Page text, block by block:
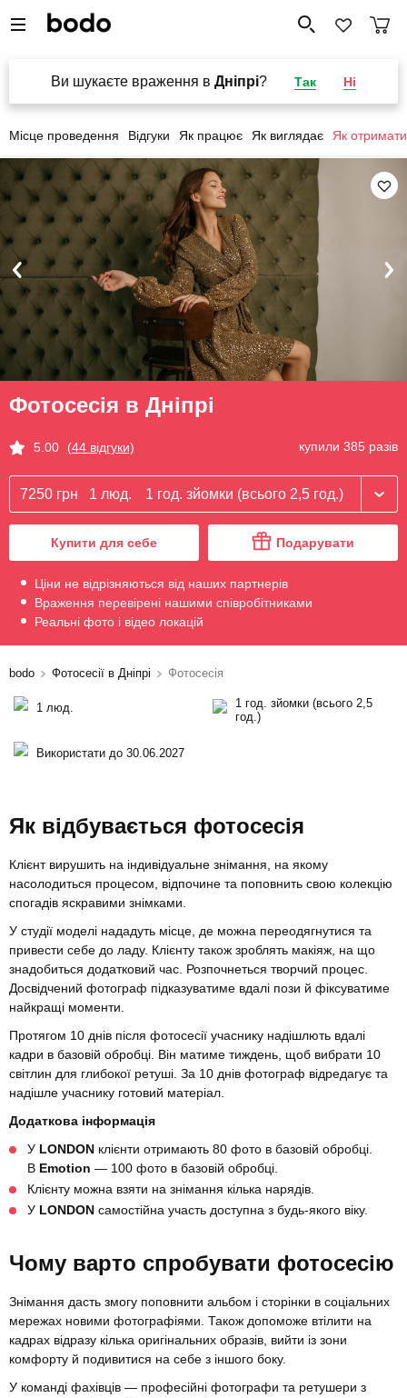
Ви шукаєте враження в Дніпрі? Так Ні
Місце проведення Відгуки Як працює Як виглядає Як отримати
Фотосесія в Дніпрі
5.00 (44 відгуки) купили 385 разів
7250 грн 1 люд. 1 год. зйомки (всього 2,5 год.)
Купити для себе Подарувати
Ціни не відрізняються від наших партнерів
Враження перевірені нашими співробітниками
Реальні фото і відео локацій
bodo Фотосесії в Дніпрі Фотосесія
1 люд.
1 год. зйомки (всього 2,5
год.)
Використати до 30.06.2027
Як відбувається фотосесія
Клієнт вирушить на індивідуальне знімання, на якому
насолодиться процесом, відпочине та поповнить свою колекцію
спогадів яскравими знімками.
У студії моделі нададуть місце, де можна переодягнутися та
привести себе до ладу. Клієнту також зроблять макіяж, на що
знадобиться додатковий час. Розпочнеться творчий процес.
Досвідчений фотограф підказуватиме вдалі пози й фіксуватиме
найкращі моменти.
Протягом 10 днів після фотосесії учаснику надішлють вдалі
кадри в базовій обробці. Він матиме тиждень, щоб вибрати 10
світлин для глибокої ретуші. За 10 днів фотограф відредагує та
надішле учаснику готовий матеріал.
Додаткова інформація
У LONDON клієнти отримають 80 фото в базовій обробці.
В Emotion — 100 фото в базовій обробці.
Клієнту можна взяти на знімання кілька нарядів.
У LONDON самостійна участь доступна з будь-якого віку.
Чому варто спробувати фотосесію
Знімання дасть змогу поповнити альбом і сторінки в соціальних
мережах новими фотографіями. Також допоможе втілити на
кадрах відразу кілька оригінальних образів, вийти із зони
комфорту й подивитися на себе з іншого боку.
У команді фахівців — професійні фотографи та ретушери з